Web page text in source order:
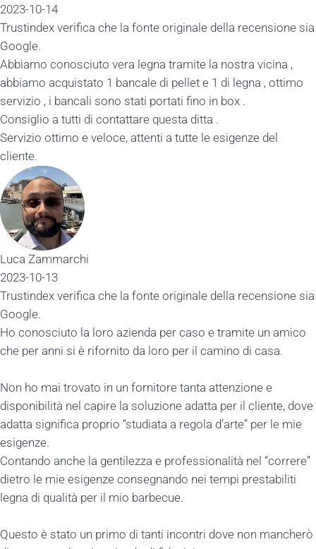
2023-10-14
Trustindex verifica che la fonte originale della recensione sia
Google.
Abbiamo conosciuto vera legna tramite la nostra vicina ,
abbiamo acquistato 1 bancale di pellet e 1 di legna , ottimo
servizio , i bancali sono stati portati fino in box .
Consiglio a tutti di contattare questa ditta .
Servizio ottimo e veloce, attenti a tutte le esigenze del
cliente.
Luca Zammarchi
2023-10-13
Trustindex verifica che la fonte originale della recensione sia
Google.
Ho conosciuto la loro azienda per caso e tramite un amico
che per anni si è rifornito da loro per il camino di casa.
Non ho mai trovato in un fornitore tanta attenzione e
disponibilità nel capire la soluzione adatta per il cliente, dove
adatta significa proprio “studiata a regola d’arte” per le mie
esigenze.
Contando anche la gentilezza e professionalità nel “correre”
dietro le mie esigenze consegnando nei tempi prestabiliti
legna di qualità per il mio barbecue.
Questo è stato un primo di tanti incontri dove non mancherò